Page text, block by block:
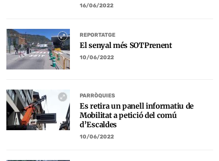
16/06/2022
REPORTATGE
El senyal més SOTPrenent
10/06/2022
PARRÒQUIES
Es retira un panell informatiu de
Mobilitat a petició del comú
d’Escaldes
10/06/2022